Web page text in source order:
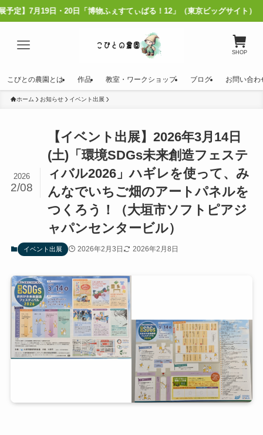
日・20日「博物ふぇすてぃばる！12」（東京ビッグサイト）
SHOP
こびとの農園とは 作品 教室・ワークショップ ブログ お問い合わ
ホーム お知らせ イベント出展
【イベント出展】2026年3月14日
(土)「環境SDGs未来創造フェステ
ィバル2026」ハギレを使って、み
んなでいちご畑のアートパネルを
つくろう！（大垣市ソフトピアジ
ャパンセンタービル）
2026
2/08
イベント出展 2026年2月3日 2026年2月8日